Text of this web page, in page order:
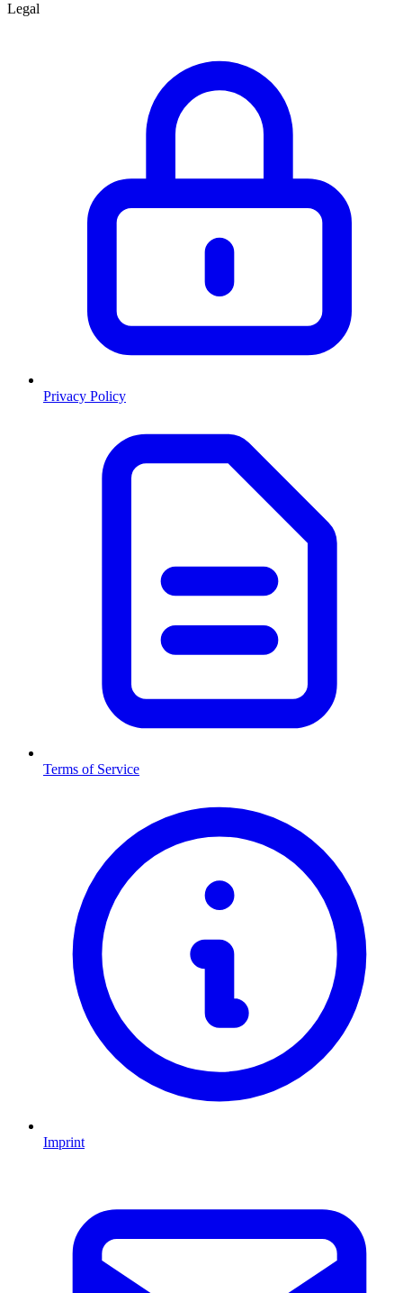
Legal
Privacy Policy
Terms of Service
Imprint